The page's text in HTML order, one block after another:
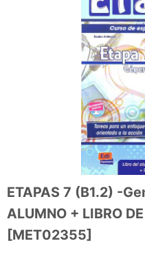
ETAPAS 7 (B1.2) -
ALUMNO + LIBRO
[MET02355]